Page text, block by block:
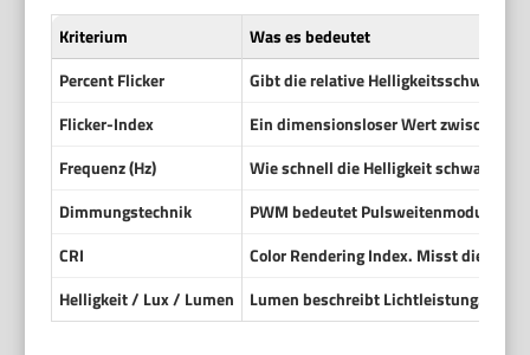
Kriterium
Was es bedeutet
Percent Flicker
Gibt die relative
Flicker-Index
Ein dimensionsloser Wert zwischen 0
Frequenz (Hz)
Wie schnell die Helligkeit schwankt.
Dimmungstechnik
PWM bedeutet
CRI
Color Rendering Index. Misst die
Helligkeit / Lux / Lumen
Lumen beschreibt Lichtleistung. Lux